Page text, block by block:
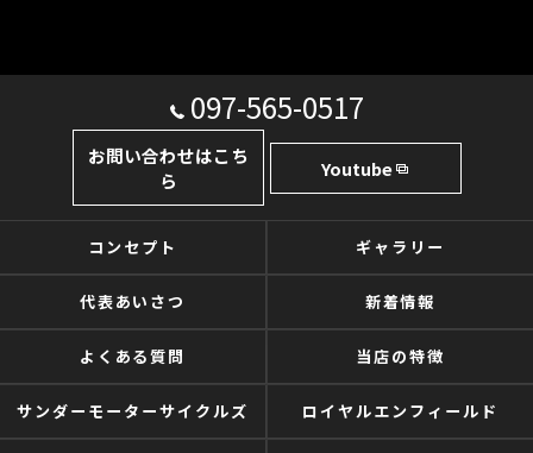
097-565-0517
お問い合わせはこち
ら
Youtube
コンセプト ギャラリー
代表あいさつ 新着情報
よくある質問 当店の特徴
サンダーモーターサイクルズ ロイヤルエンフィールド